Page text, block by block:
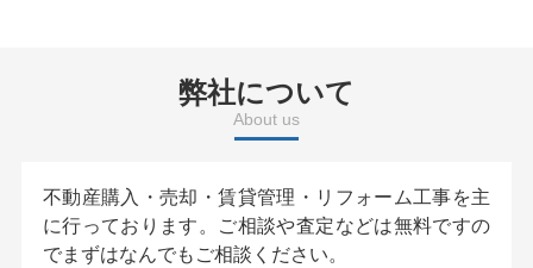
弊社について
About us
不動産購入・売却・賃貸管理・リフォーム工事を主
に行っております。ご相談や査定などは無料ですの
でまずはなんでもご相談ください。